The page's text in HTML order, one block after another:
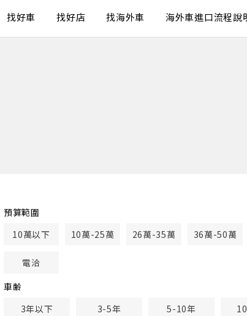
找好車 找好店 找海外車 海外車進口流程說
預算範圍
10萬以下
10萬-25萬 26萬-35萬 36萬-50萬
電洽
車齢
3年以下
3-5年 5-10年